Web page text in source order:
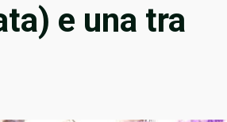
e una tra